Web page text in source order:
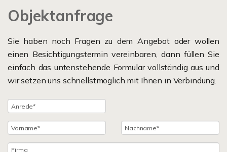
Objektanfrage
Sie haben noch Fragen zu dem Angebot oder wollen
einen Besichtigungstermin vereinbaren, dann füllen Sie
einfach das untenstehende Formular vollständig aus und
wir setzen uns schnellstmöglich mit Ihnen in Verbindung.